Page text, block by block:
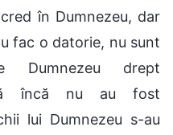
în Dumnezeu, dar
fac o datorie, nu sunt
Dumnezeu drept
încă nu au fost
lui Dumnezeu s-au